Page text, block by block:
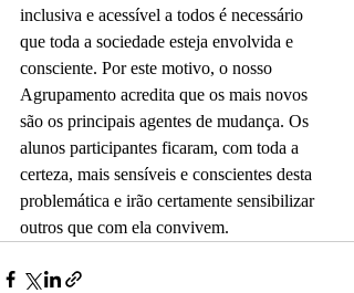
inclusiva e acessível a todos é necessário
que toda a sociedade esteja envolvida e
consciente. Por este motivo, o nosso
Agrupamento acredita que os mais novos
são os principais agentes de mudança. Os
alunos participantes ficaram, com toda a
certeza, mais sensíveis e conscientes desta
problemática e irão certamente sensibilizar
outros que com ela convivem.